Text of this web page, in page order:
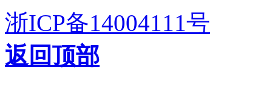
浙ICP备14004111号
返回顶部